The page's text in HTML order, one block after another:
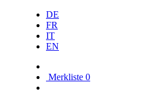
DE
FR
IT
EN
Merkliste 0